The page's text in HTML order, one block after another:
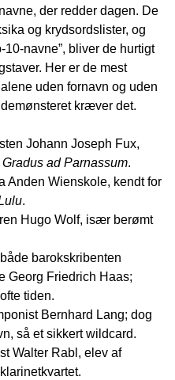
der redder dagen. De
og krydsordslister, og
10-navne”, bliver de hurtigt
Her er de mest
uden fornavn og uden
kræver det.
Johann Joseph Fux,
Gradus ad Parnassum.
Anden Wienskole, kendt for
.
Hugo Wolf, især berømt
barokskribenten
Georg Friedrich Haas;
tiden.
Bernhard Lang; dog
så et sikkert wildcard.
Walter Rabl, elev af